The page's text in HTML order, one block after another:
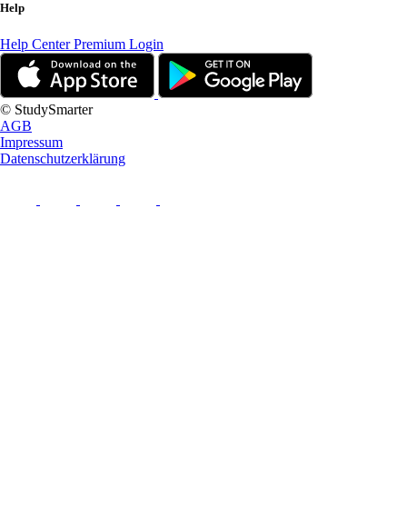
Help
Help CenterPremium Login
© StudySmarter
AGB
Impressum
Datenschutzerklärung